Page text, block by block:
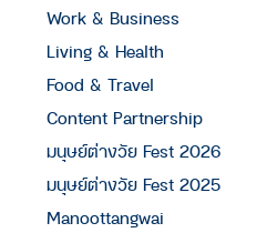
Work & Business
Living & Health
Food & Travel
Content Partnership
มนุษย์ต่างวัย Fest 2026
มนุษย์ต่างวัย Fest 2025
Manoottangwai